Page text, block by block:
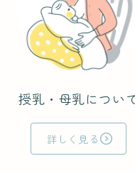
授乳・母乳につい
詳しく見る